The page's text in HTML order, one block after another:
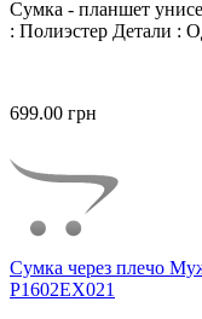
Сумка - планшет
: Полиэстер Детали :
699.00 грн
Сумка через плечо
P1602EX021